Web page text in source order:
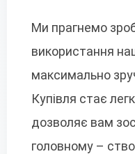
Ми прагнемо
використання
максимально
Купівля стає
дозволяє вам
головному –